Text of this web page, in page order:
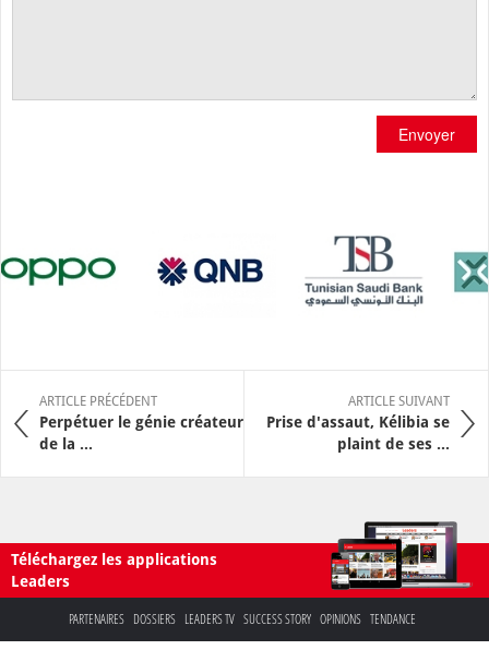
Envoyer
ARTICLE PRÉCÉDENT
Perpétuer le génie créateur
de la ...
ARTICLE SUIVANT
Prise d'assaut, Kélibia se
plaint de ses ...
Téléchargez les applications
Leaders
PARTENAIRES DOSSIERS LEADERS TV SUCCESS STORY OPINIONS TENDANCE